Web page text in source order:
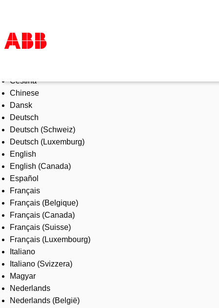
Products & Solutions
Industries
Services
About us
Where to buy
Contact us
Careers
Čeština
Chinese
Dansk
Deutsch
Deutsch (Schweiz)
Deutsch (Luxemburg)
English
English (Canada)
Español
Français
Français (Belgique)
Français (Canada)
Français (Suisse)
Français (Luxembourg)
Italiano
Italiano (Svizzera)
Magyar
Nederlands
Nederlands (België)